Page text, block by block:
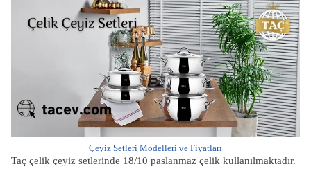
Çeyiz Setleri Modelleri ve Fiyatları
Taç çelik çeyiz setlerinde 18/10 paslanmaz çelik kullanılmaktadır.